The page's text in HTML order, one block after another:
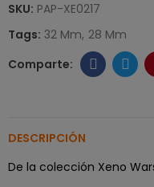
SKU: PAP-XE0217
Tags: 32 Mm 28 Mm
DESCRIPCIÓN
De la colección Xeno